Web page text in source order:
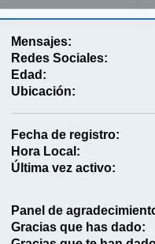
Mensajes:
Redes Sociales:
Edad:
Ubicación:
Fecha de registro:
Hora Local:
Última vez activo:
Panel de
Gracias que has dado: